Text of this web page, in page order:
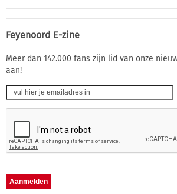
Feyenoord E-zine
Meer dan 142.000 fans zijn lid van onze
aan!